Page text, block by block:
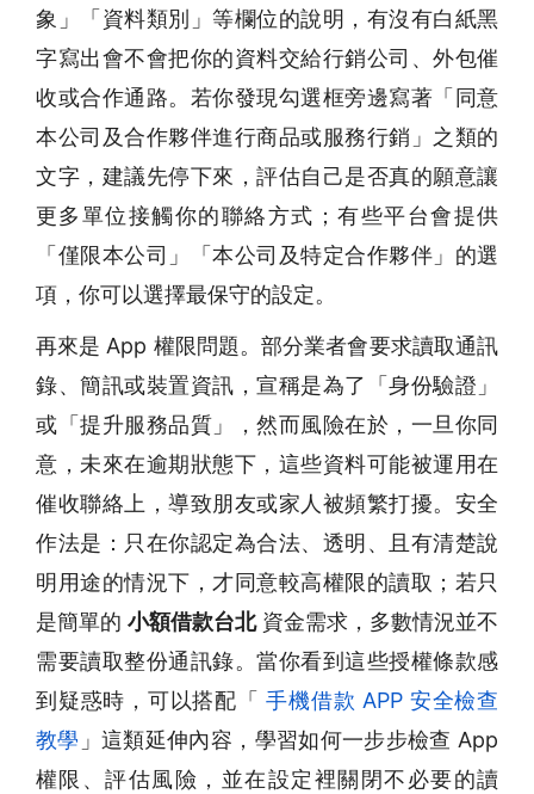
象」「資料類別」等欄位的說明，有沒有白紙黑
字寫出會不會把你的資料交給行銷公司、外包催
收或合作通路。若你發現勾選框旁邊寫著「同意
本公司及合作夥伴進行商品或服務行銷」之類的
文字，建議先停下來，評估自己是否真的願意讓
更多單位接觸你的聯絡方式；有些平台會提供
「僅限本公司」「本公司及特定合作夥伴」的選
項，你可以選擇最保守的設定。
再來是 App 權限問題。部分業者會要求讀取通訊
錄、簡訊或裝置資訊，宣稱是為了「身份驗證」
或「提升服務品質」，然而風險在於，一旦你同
意，未來在逾期狀態下，這些資料可能被運用在
催收聯絡上，導致朋友或家人被頻繁打擾。安全
作法是：只在你認定為合法、透明、且有清楚說
明用途的情況下，才同意較高權限的讀取；若只
是簡單的 小額借款台北資金需求，多數情況並不
需要讀取整份通訊錄。當你看到這些授權條款感
到疑惑時，可以搭配「 手機借款 APP 安全檢查
教學 」這類延伸內容，學習如何一步步檢查 App
權限、評估風險，並在設定裡關閉不必要的讀